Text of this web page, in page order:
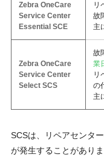
Zebra OneCare
Service Center
Essential SCE
リ
故
主
Zebra OneCare
Service Center
Select SCS
故
業
リ
の
主
SCSは、リペアセンタ
が発生することがありま